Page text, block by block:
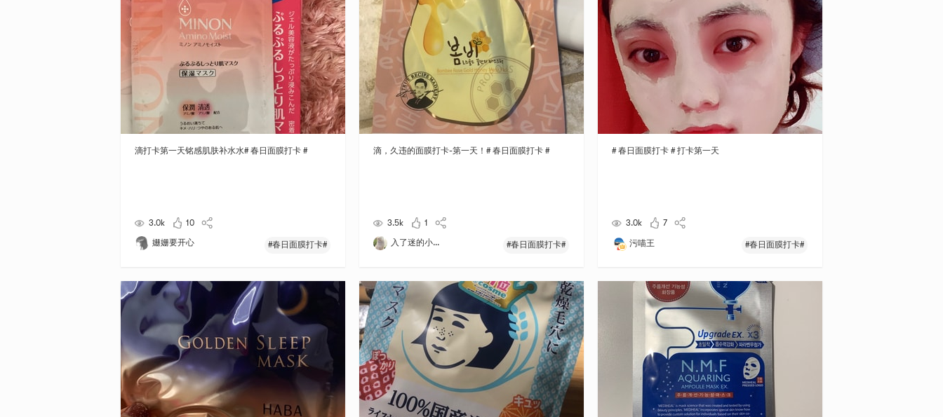
滴打卡第一天铭感肌肤补水水# 春日面膜打卡 #
3.0k 10
姗姗要开心 #春日面膜打卡#
滴，久违的面膜打卡-第一天！# 春日面膜打卡 #
3.5k 1
入了迷的小... #春日面膜打卡#
# 春日面膜打卡 # 打卡第一天
3.0k 7
污喵王 #春日面膜打卡#